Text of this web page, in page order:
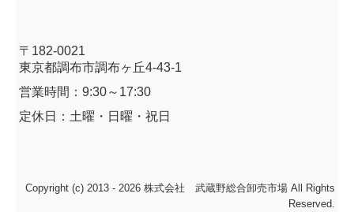
〒182-0021
東京都調布市調布ヶ丘4-43-1
営業時間：9:30～17:30
定休日：土曜・日曜・祝日
Copyright (c) 2013 - 2026 株式会社 武蔵野総合卸売市場 All Rights
Reserved.